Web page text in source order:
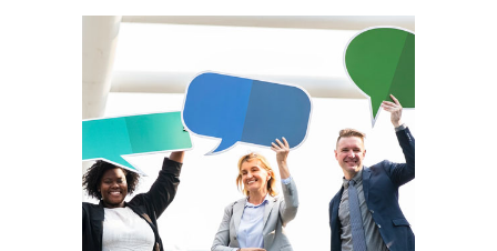
MEDIAZIONE
LINGUISTICA E
CULTURALE